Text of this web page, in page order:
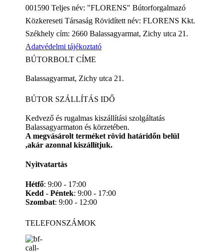
001590 Teljes név: "FLORENS" Bútorforgalmazó
Közkereseti Társaság Rövidített név: FLORENS Kkt.
Székhely cím: 2660 Balassagyarmat, Zichy utca 21.
Adatvédelmi tájékoztató
BÚTORBOLT CÍME
Balassagyarmat, Zichy utca 21.
BÚTOR SZÁLLÍTÁS IDŐ
Kedvező és rugalmas kiszállítási szolgáltatás
Balassagyarmaton és körzetében.
A megvásárolt terméket rövid határidőn belül
,akár azonnal kiszállítjuk.
Nyitvatartás
Hétfő: 9:00 - 17:00
Kedd-Péntek: 9:00 - 17:00
Szombat: 9:00 - 12:00
TELEFONSZÁMOK